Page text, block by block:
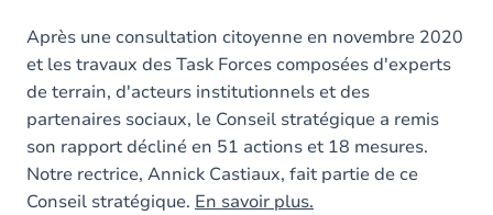
Après une consultation citoyenne en novembre 2020
et les travaux des Task Forces composées d'experts
de terrain, d'acteurs institutionnels et des
partenaires sociaux, le Conseil stratégique a remis
son rapport décliné en 51 actions et 18 mesures.
Notre rectrice, Annick Castiaux, fait partie de ce
Conseil stratégique. En savoir plus.